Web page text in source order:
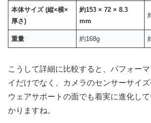
本体サイズ (縦×横×
厚さ)
約153 × 72 × 8.3
mm
重量 約168g
こうして詳細に比較すると、パフォー
イだけでなく、カメラのセンサーサイ
ウェアサポートの面でも着実に進化し
かりますね。